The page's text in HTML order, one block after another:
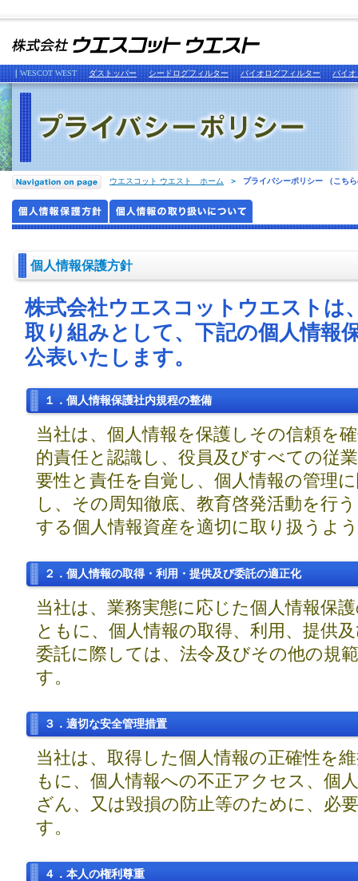
｜WESCOT WEST ダストッパー シードログフィルター バイオログフィルター バイ
ウエスコット ウエスト ホーム ＞ プライバシーポリシー （こち
個人情報保護方針
株式会社ウエスコットウエストは
取り組みとして、下記の個人情報
公表いたします。
１．個人情報保護社内規程の整備
当社は、個人情報を保護しその信頼を
的責任と認識し、役員及びすべての従
要性と責任を自覚し、個人情報の管理
し、その周知徹底、教育啓発活動を行
する個人情報資産を適切に取り扱うよ
２．個人情報の取得・利用・提供及び委託の適正化
当社は、業務実態に応じた個人情報保
ともに、個人情報の取得、利用、提供
委託に際しては、法令及びその他の規
す。
３．適切な安全管理措置
当社は、取得した個人情報の正確性を
もに、個人情報への不正アクセス、個
ざん、又は毀損の防止等のために、必
す。
４．本人の権利尊重